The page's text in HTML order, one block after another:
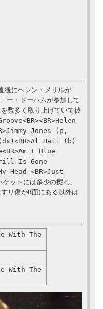
後にヘレン・メリルが
ー・ドーハムが参加して
数多く取り上げていて彼
Jones (p,
Hall (b)
I Blue
Is Gone
Head <BR>Just
トには多少の擦れ、
り傷がB面にある以外は
With The
With The